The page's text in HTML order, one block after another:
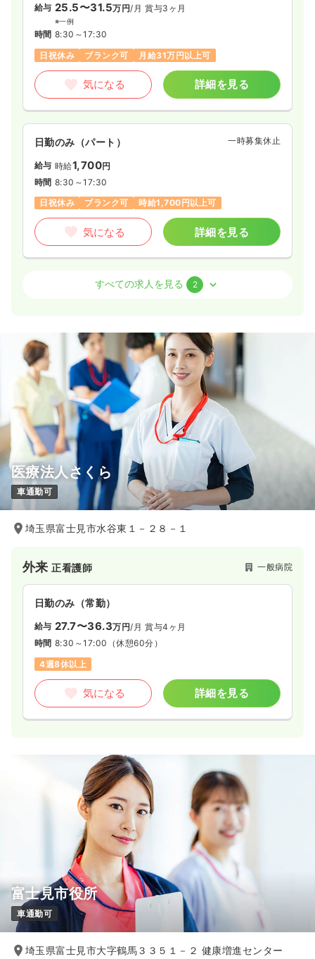
給与 25.5〜31.5万円/月 賞与3ヶ月
※一例
時間 8:30～17:30
日祝休み
ブランク可 月給31万円以上可
気になる 詳細を見る
日勤のみ（パート） 一時募集休止
給与 時給1,700円
時間 8:30～17:30
日祝休み
ブランク可 時給1,700円以上可
気になる 詳細を見る
給与 30.0万円 /月 賞与2回
※経験10年の例
時間 8:30～17:30 （休憩60分）
4週8休以上
ブランク可
第二新卒可
月給31万円以上可
気になる 詳細を見る
2交代（常勤） 一時募集休止
給与 33.5万円/月 賞与65.8万円
※経験5年の例
時間 8:30～17:30
（休憩60分）
月給38万円以上可
気になる
すべての求人を見る 2
医療法人さくら
車通勤可
埼玉県富士見市水谷東１－２８－１
外来正看護師 一般病院
日勤のみ（常勤）
給与 27.7〜36.3万円/月 賞与4ヶ月
時間 8:30～17:00 （休憩60分）
4週8休以上
気になる 詳細を見る
富士見市役所
車通勤可
埼玉県富士見市大字鶴馬３３５１－２ 健康増進センター